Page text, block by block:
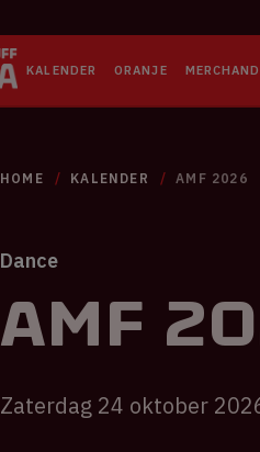
KALENDER ORANJE
HOME KALENDER AMF 2026
Dance
AMF
Zaterdag 24 oktober